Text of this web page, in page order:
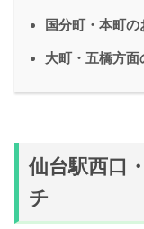
国分町・本町
大町・五橋方
仙台駅西口
チ